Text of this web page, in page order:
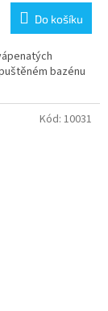
Do košíku
bazénu
Kód: 10031